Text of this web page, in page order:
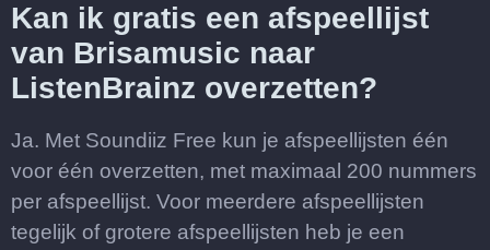
Kan ik gratis een afspeellijst
van Brisamusic naar
ListenBrainz overzetten?
Ja. Met Soundiiz Free kun je afspeellijsten één
voor één overzetten, met maximaal 200 nummers
per afspeellijst. Voor meerdere afspeellijsten
tegelijk of grotere afspeellijsten heb je een